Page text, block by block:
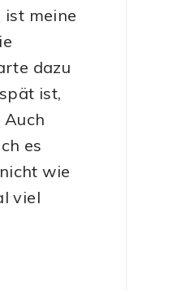
ist meine
dazu
ist,
es
wie
viel